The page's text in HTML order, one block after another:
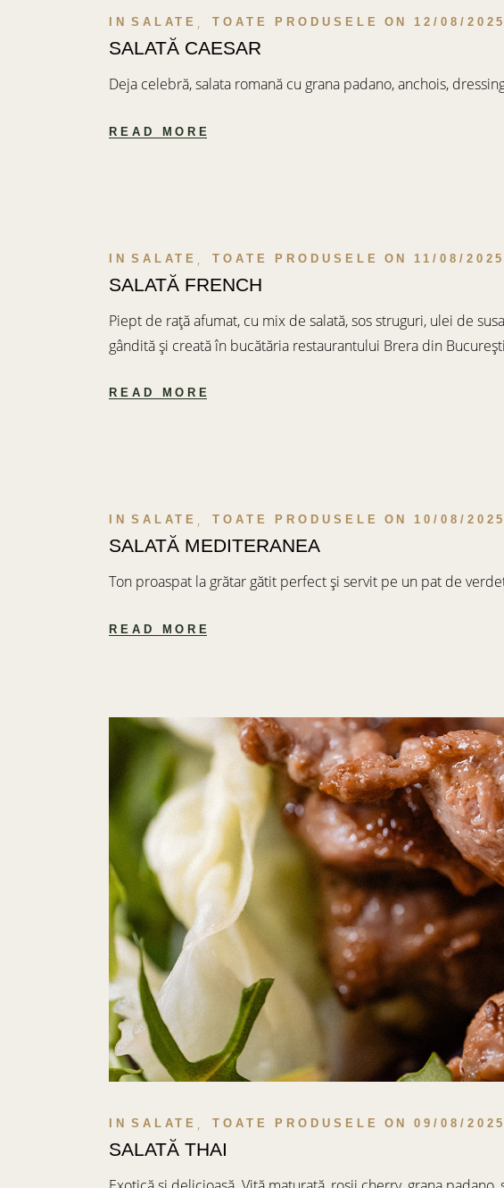
IN SALATE TOATE PRODUSELE ON 12/08/2025
SALATĂ CAESAR
Deja celebră, salata romană cu grana padano, anchois,
READ MORE
IN SALATE TOATE PRODUSELE ON 11/08/2025
SALATĂ FRENCH
Piept de rață afumat, cu mix de salată, sos struguri, ulei de
gândită și creată în bucătăria restaurantului Brera din
READ MORE
IN SALATE TOATE PRODUSELE ON 10/08/2025
SALATĂ MEDITERANEA
Ton proaspat la grătar gătit perfect și servit pe un pat de
READ MORE
IN SALATE TOATE PRODUSELE ON 09/08/2025
SALATĂ THAI